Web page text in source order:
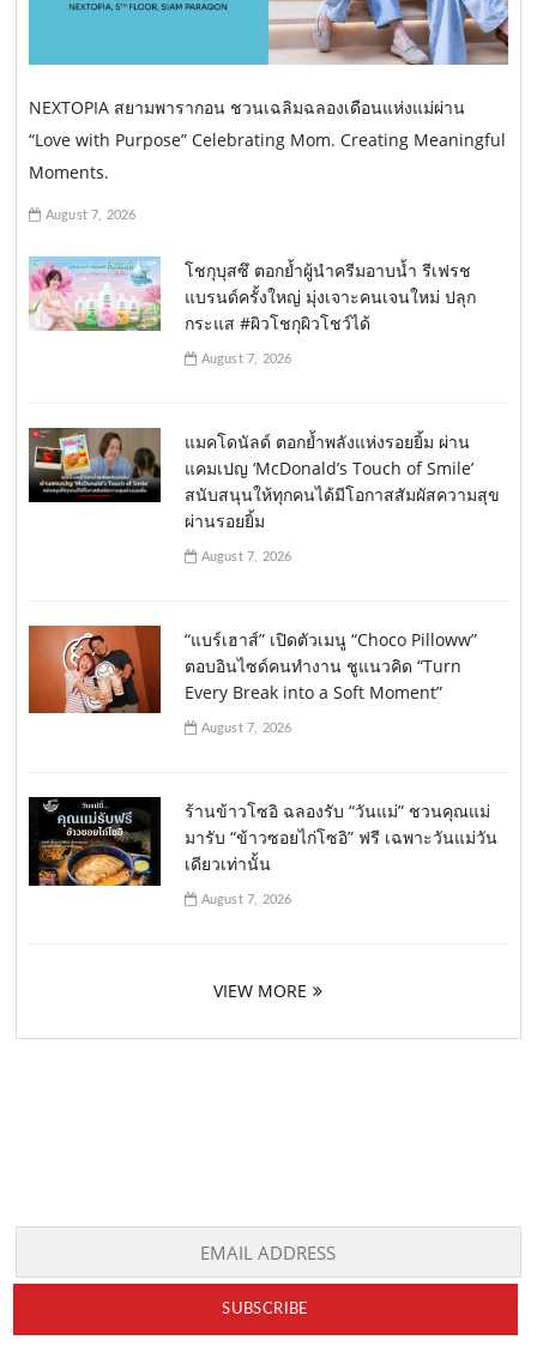
NEXTOPIA สยามพารากอน ชวนเฉลิมฉลองเดือนแห่งแม่ผ่าน
“Love with Purpose” Celebrating Mom. Creating Meaningful
Moments.
August 7, 2026
โชกุบุสซึ ตอกย้ำผู้นำครีมอาบน้ำ รีเฟรช
แบรนด์ครั้งใหญ่ มุ่งเจาะคนเจนใหม่ ปลุก
กระแส #ผิวโชกุผิวโชว์ได้
August 7, 2026
แมคโดนัลด์ ตอกย้ำพลังแห่งรอยยิ้ม ผ่าน
แคมเปญ ‘McDonald’s Touch of Smile’
สนับสนุนให้ทุกคนได้มีโอกาสสัมผัสความสุข
ผ่านรอยยิ้ม
August 7, 2026
“แบร์เฮาส์” เปิดตัวเมนู “Choco Pilloww”
ตอบอินไซด์คนทำงาน ชูแนวคิด “Turn
Every Break into a Soft Moment”
August 7, 2026
ร้านข้าวโซอิ ฉลองรับ “วันแม่” ชวนคุณแม่
มารับ “ข้าวซอยไก่โซอิ” ฟรี เฉพาะวันแม่วัน
เดียวเท่านั้น
August 7, 2026
VIEW MORE